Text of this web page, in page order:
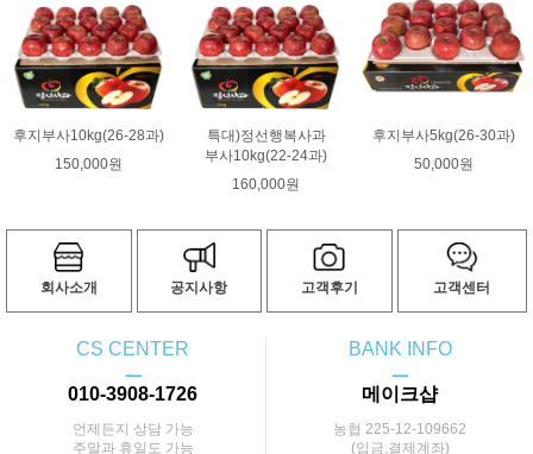
후지부사10kg(26-28과)
150,000원
특대)정선행복사과
부사10kg(22-24과)
160,000원
후지부사5kg(26-30과)
50,000원
회사소개 공지사항 고객후기 고객센터
CS CENTER
ㅡ
010-3908-1726
언제든지 상담 가능
주말과 휴일도 가능
BANK INFO
ㅡ
메이크샵
농협 225-12-109662
(입금,결제계좌)